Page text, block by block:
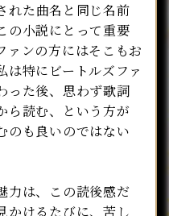
れた曲名と同じ名前
の小説にとって重要
ァンの方にはそこもお
は特にビートルズファ
った後、思わず歌詞
ら読む、という方が
のも良いのではない
力は、この読後感だ
かけるたびに、苦し